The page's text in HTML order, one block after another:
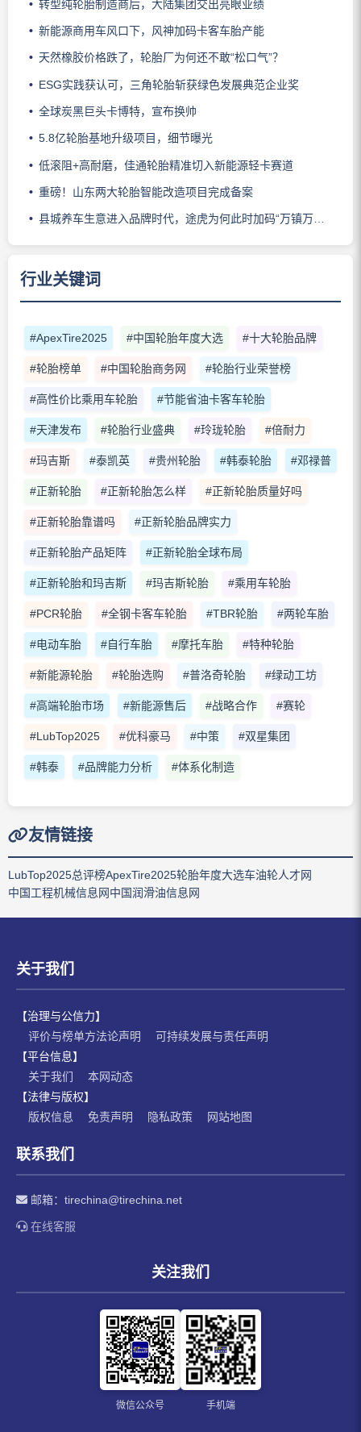
转型纯轮胎制造商后，大陆集团交出亮眼业绩
新能源商用车风口下，风神加码卡客车胎产能
天然橡胶价格跌了，轮胎厂为何还不敢“松口气”？
ESG实践获认可，三角轮胎斩获绿色发展典范企业奖
全球炭黑巨头卡博特，宣布换帅
5.8亿轮胎基地升级项目，细节曝光
低滚阻+高耐磨，佳通轮胎精准切入新能源轻卡赛道
重磅！山东两大轮胎智能改造项目完成备案
县城养车生意进入品牌时代，途虎为何此时加码“万镇万店”？
行业关键词
#ApexTire2025 #中国轮胎年度大选 #十大轮胎品牌
#轮胎榜单 #中国轮胎商务网 #轮胎行业荣誉榜
#高性价比乘用车轮胎 #节能省油卡客车轮胎
#天津发布 #轮胎行业盛典 #玲珑轮胎 #倍耐力
#玛吉斯 #泰凯英 #贵州轮胎 #韩泰轮胎 #邓禄普
#正新轮胎 #正新轮胎怎么样 #正新轮胎质量好吗
#正新轮胎靠谱吗 #正新轮胎品牌实力
#正新轮胎产品矩阵 #正新轮胎全球布局
#正新轮胎和玛吉斯 #玛吉斯轮胎 #乘用车轮胎
#PCR轮胎 #全钢卡客车轮胎 #TBR轮胎 #两轮车胎
#电动车胎 #自行车胎 #摩托车胎 #特种轮胎
#新能源轮胎 #轮胎选购 #普洛奇轮胎 #绿动工坊
#高端轮胎市场 #新能源售后 #战略合作 #赛轮
#LubTop2025 #优科豪马 #中策 #双星集团
#韩泰 #品牌能力分析 #体系化制造
友情链接
LubTop2025总评榜ApexTire2025轮胎年度大选车油轮人才网
中国工程机械信息网中国润滑油信息网
关于我们
【治理与公信力】
评价与榜单方法论声明
可持续发展与责任声明
【平台信息】
关于我们
本网动态
【法律与版权】
版权信息
免责声明 隐私政策 网站地图
联系我们
邮箱： tirechina@tirechina.net
在线客服
关注我们
微信公众号 手机端